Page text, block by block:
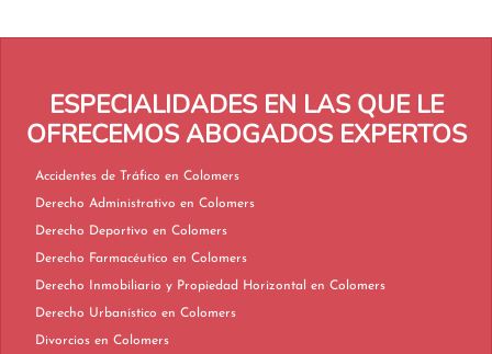
ESPECIALIDADES EN LAS QUE LE
OFRECEMOS ABOGADOS EXPERTOS
Accidentes de Tráfico en Colomers
Derecho Administrativo en Colomers
Derecho Deportivo en Colomers
Derecho Farmacéutico en Colomers
Derecho Inmobiliario y Propiedad Horizontal en Colomers
Derecho Urbanístico en Colomers
Divorcios en Colomers